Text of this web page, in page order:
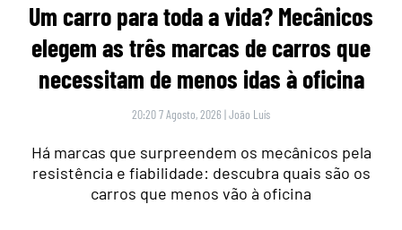
Um carro para toda a vida? Mecânicos
elegem as três marcas de carros que
necessitam de menos idas à oficina
20:20 7 Agosto, 2026 |João Luís
Há marcas que surpreendem os mecânicos pela
resistência e fiabilidade: descubra quais são os
carros que menos vão à oficina